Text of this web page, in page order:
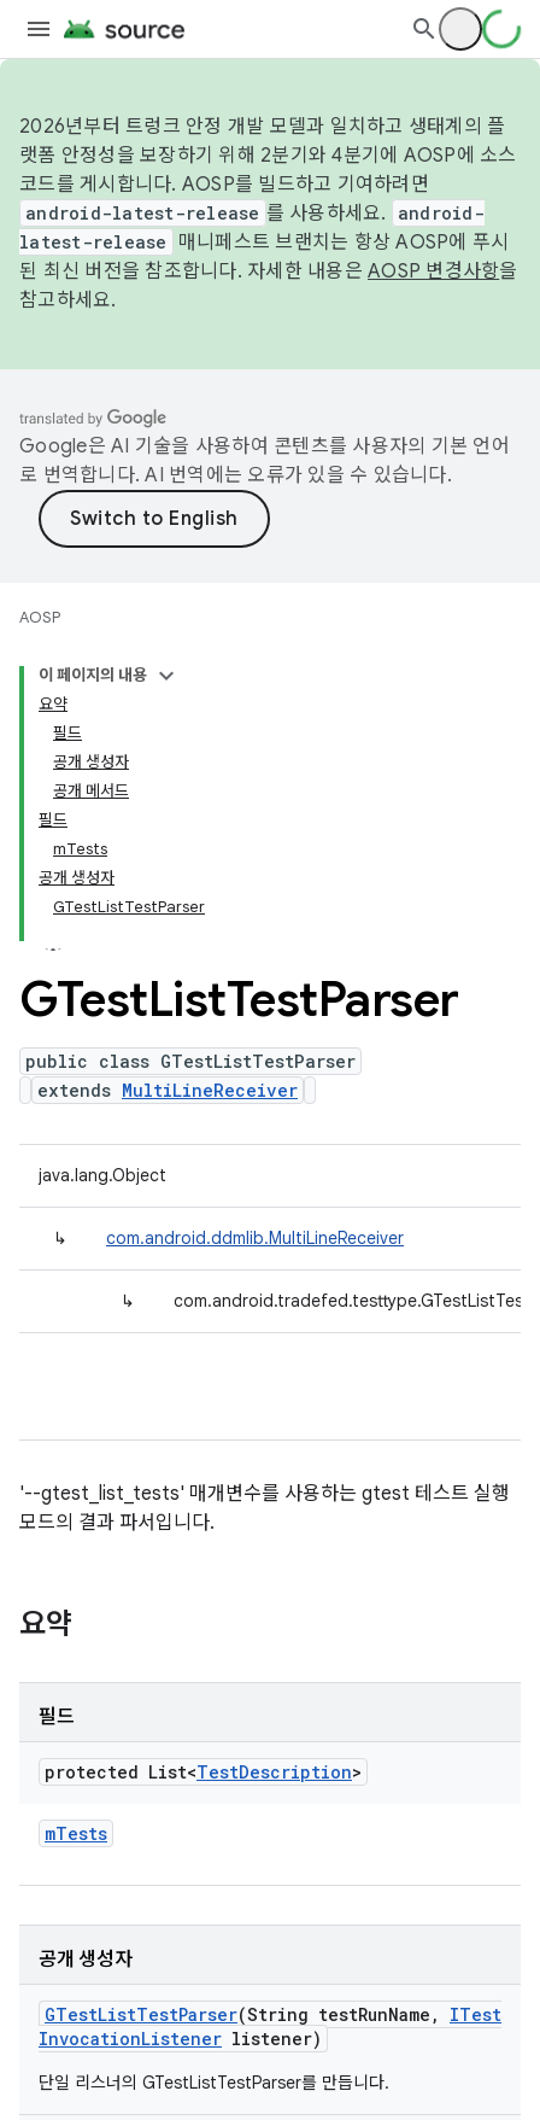
2026년부터 트렁크 안정 개발 모델과 일치하고 생태계의 플
랫폼 안정성을 보장하기 위해 2분기와 4분기에 AOSP에 소스
코드를 게시합니다. AOSP를 빌드하고 기여하려면
android-latest-release 를 사용하세요.
android-
latest-release
매니페스트 브랜치는 항상 AOSP에 푸시
된 최신 버전을 참조합니다. 자세한 내용은 AOSP 변경사항을
참고하세요.
Google은 AI 기술을 사용하여 콘텐츠를 사용자의 기본 언어
로 번역합니다. AI 번역에는 오류가 있을 수 있습니다.
AOSP
이 페이지의 내용
요약
필드
공개 생성자
공개 메서드
필드
mTests
공개 생성자
GTestListTestParser
GTestListTestParser
public class GTestListTestParser
extends MultiLineReceiver
java.lang.Object
↳ com.android.ddmlib.MultiLineReceiver
↳
'--gtest_list_tests' 매개변수를 사용하는 gtest 테스트 실행
모드의 결과 파서입니다.
요약
필드
protected List<TestDescription>
mTests
공개 생성자
GTestListTestParser(String testRunName ,
ITest
InvocationListener listener)
단일 리스너의 GTestListTestParser를 만듭니다.